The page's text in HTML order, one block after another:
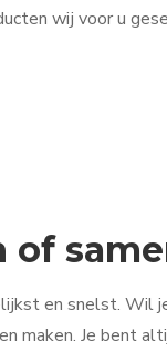
wij voor u
en snelst. Wil
maken. Je bent